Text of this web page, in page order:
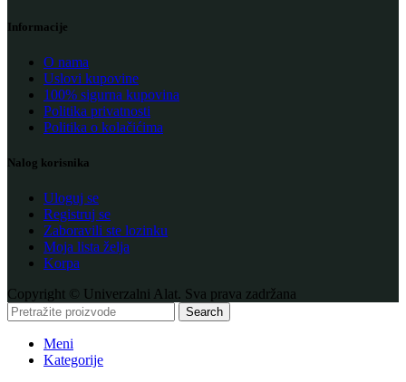
Informacije
O nama
Uslovi kupovine
100% sigurna kupovina
Politika privatnosti
Politika o kolačićima
Nalog korisnika
Uloguj se
Registruj se
Zaboravili ste lozinku
Moja lista želja
Korpa
Copyright © Univerzalni Alat. Sva prava zadržana
Search
Meni
Kategorije